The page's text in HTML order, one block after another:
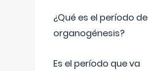
¿Qué es el período de
organogénesis?
Es el período que va